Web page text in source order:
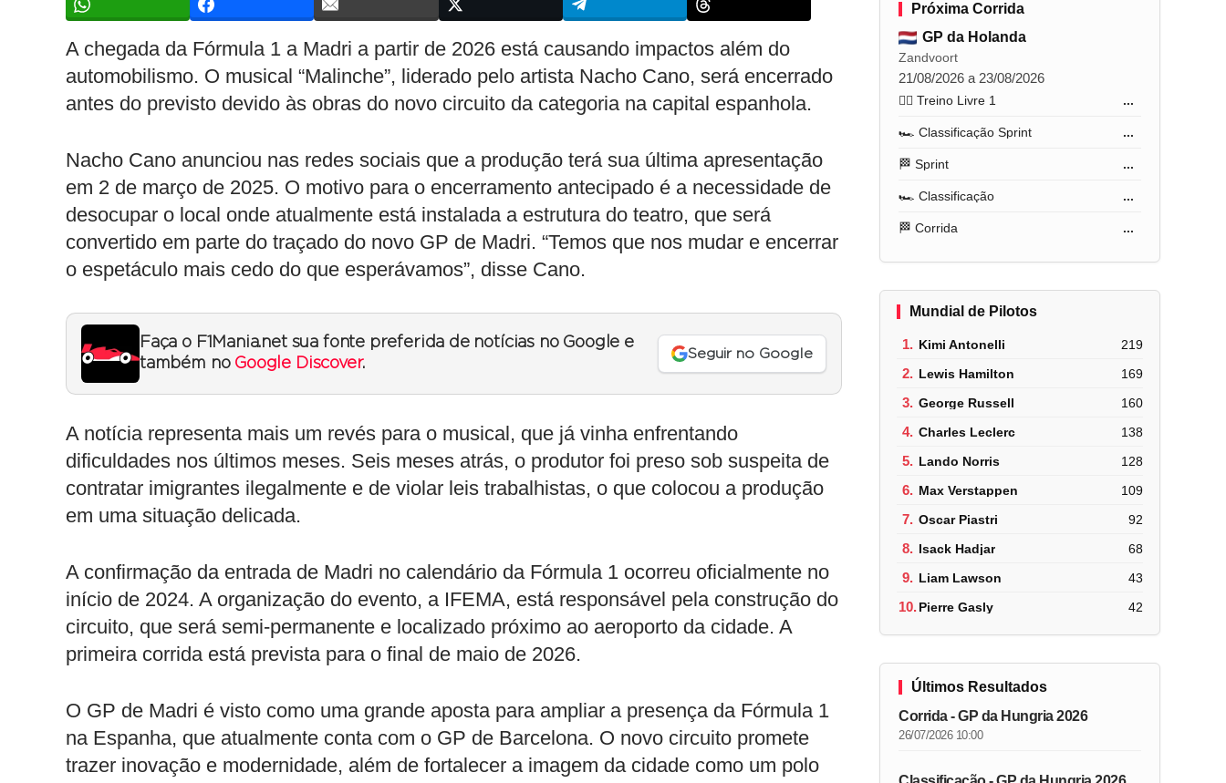
A chegada da Fórmula 1 a Madri a partir de 2026 está causando impactos além do
automobilismo. O musical “Malinche”, liderado pelo artista Nacho Cano, será encerrado
antes do previsto devido às obras do novo circuito da categoria na capital espanhola.
Nacho Cano anunciou nas redes sociais que a produção terá sua última apresentação
em 2 de março de 2025. O motivo para o encerramento antecipado é a necessidade de
desocupar o local onde atualmente está instalada a estrutura do teatro, que será
convertido em parte do traçado do novo GP de Madri. “Temos que nos mudar e encerrar
o espetáculo mais cedo do que esperávamos”, disse Cano.
Faça o F1Mania.net sua fonte preferida de notícias no Google e
também no Google Discover.
Seguir no Google
A notícia representa mais um revés para o musical, que já vinha enfrentando
dificuldades nos últimos meses. Seis meses atrás, o produtor foi preso sob suspeita de
contratar imigrantes ilegalmente e de violar leis trabalhistas, o que colocou a produção
em uma situação delicada.
A confirmação da entrada de Madri no calendário da Fórmula 1 ocorreu oficialmente no
início de 2024. A organização do evento, a IFEMA, está responsável pela construção do
circuito, que será semi-permanente e localizado próximo ao aeroporto da cidade. A
primeira corrida está prevista para o final de maio de 2026.
O GP de Madri é visto como uma grande aposta para ampliar a presença da Fórmula 1
na Espanha, que atualmente conta com o GP de Barcelona. O novo circuito promete
trazer inovação e modernidade, além de fortalecer a imagem da cidade como um polo
Próxima Corrida
GP da Holanda
Zandvoort
21/08/2026 a 23/08/2026
🏋️‍♂️ Treino Livre 1 ...
🏎️ Classificação Sprint ...
🏁 Sprint ...
🏎️ Classificação ...
🏁 Corrida ...
Mundial de Pilotos
1. Kimi Antonelli 219
2. Lewis Hamilton 169
3. George Russell 160
4. Charles Leclerc 138
5. Lando Norris 128
6. Max Verstappen 109
7. Oscar Piastri 92
8. Isack Hadjar 68
9. Liam Lawson 43
10.Pierre Gasly 42
Últimos Resultados
Corrida - GP da Hungria 2026
26/07/2026 10:00